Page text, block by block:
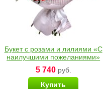
Букет с розами и лилиями «С
наилучшими пожеланиями»
5 740руб.
Купить